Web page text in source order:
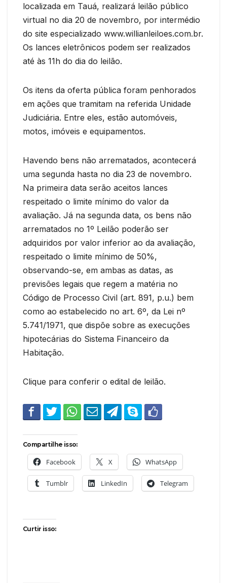
localizada em Tauá, realizará leilão público
virtual no dia 20 de novembro, por intermédio
do site especializado www.willianleiloes.com.br.
Os lances eletrônicos podem ser realizados
até às 11h do dia do leilão.
Os itens da oferta pública foram penhorados
em ações que tramitam na referida Unidade
Judiciária. Entre eles, estão automóveis,
motos, imóveis e equipamentos.
Havendo bens não arrematados, acontecerá
uma segunda hasta no dia 23 de novembro.
Na primeira data serão aceitos lances
respeitado o limite mínimo do valor da
avaliação. Já na segunda data, os bens não
arrematados no 1º Leilão poderão ser
adquiridos por valor inferior ao da avaliação,
respeitado o limite mínimo de 50%,
observando-se, em ambas as datas, as
previsões legais que regem a matéria no
Código de Processo Civil (art. 891, p.u.) bem
como ao estabelecido no art. 6º, da Lei nº
5.741/1971, que dispõe sobre as execuções
hipotecárias do Sistema Financeiro da
Habitação.
Clique para conferir o edital de leilão.
Compartilhe isso:
Facebook X WhatsApp
Tumblr LinkedIn Telegram
Curtir isso: